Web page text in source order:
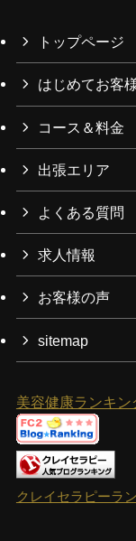
トップページ
はじめてお客
コース＆料金
出張エリア
よくある質問
求人情報
お客様の声
sitemap
美容健康ランキン
クレイセラピーラ